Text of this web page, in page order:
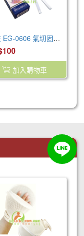
醫技 EG-0606 氣切固定帶(未滅菌)
加入購物車